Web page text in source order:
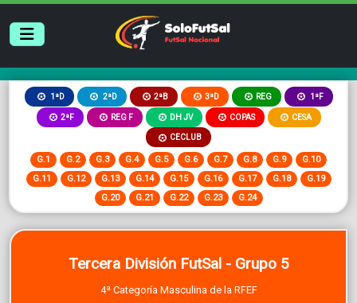
1ªD 2ªD 2ªB 3ªD REG 1ªF
2ªF REG F DH JV COPAS CESA
CECLUB
G.1 G.2 G.3 G.4 G.5 G.6 G.7 G.8 G.9
G.10
G.11
G.12 G.13 G.14 G.15 G.16 G.17 G.18
G.19
G.20
G.21 G.22 G.23 G.24
Tercera División FutSal - Grupo 5
4ª Categoría Masculina de la RFEF